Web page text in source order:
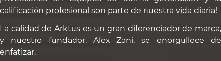
calificación profesional son parte de nuestra vida diaria!
La calidad de Arktus es un gran diferenciador de marca,
y nuestro fundador, Alex Zani, se enorgullece de
enfatizar.